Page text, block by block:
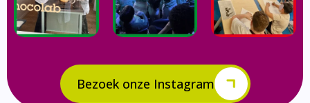
Bezoek onze Instagram